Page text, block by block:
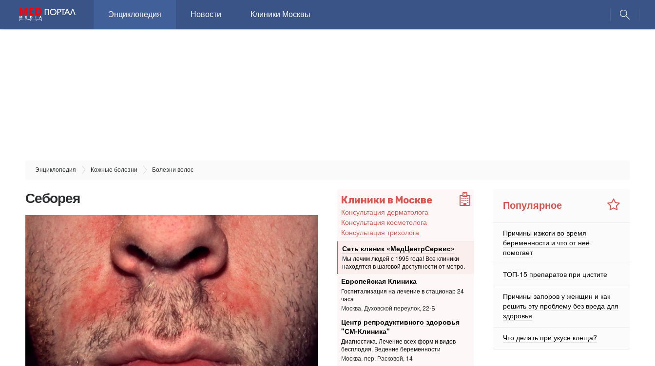
Энциклопедия Новости Клиники Москвы
Энциклопедия Кожные болезни Болезни волос
Себорея Клиники в Москве
Консультация дерматолога
Консультация косметолога
Консультация трихолога
Сеть клиник «МедЦентрСервис»
Мы лечим людей с 1995 года! Все клиники
находятся в шаговой доступности от метро.
Европейская Клиника
Госпитализация на лечение в стационар 24
часа
Москва, Духовской переулок, 22-Б
Центр репродуктивного здоровья
"СМ-Клиника"
Диагностика. Лечение всех форм и видов
бесплодия. Ведение беременности
Москва, пер. Расковой, 14
Популярное
Причины изжоги во время
беременности и что от неё
помогает
ТОП-15 препаратов при цистите
Причины запоров у женщин и как
решить эту проблему без вреда для
здоровья
Что делать при укусе клеща?